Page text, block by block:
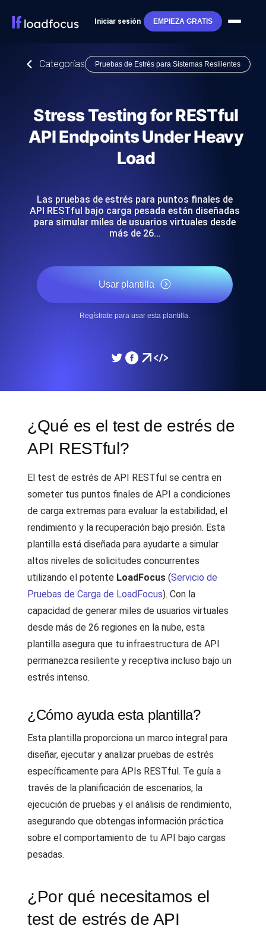
Iniciar sesión EMPIEZA GRATIS
Categorías Pruebas de Estrés para Sistemas Resilientes
Stress Testing for RESTful
API Endpoints Under Heavy
Load
Las pruebas de estrés para puntos finales de
API RESTful bajo carga pesada están diseñadas
para simular miles de usuarios virtuales desde
más de 26…
Usar plantilla
Regístrate para usar esta plantilla.
¿Qué es el test de estrés de
API RESTful?
El test de estrés de API RESTful se centra en
someter tus puntos finales de API a condiciones
de carga extremas para evaluar la estabilidad, el
rendimiento y la recuperación bajo presión. Esta
plantilla está diseñada para ayudarte a simular
altos niveles de solicitudes concurrentes
utilizando el potente LoadFocus (Servicio de
Pruebas de Carga de LoadFocus). Con la
capacidad de generar miles de usuarios virtuales
desde más de 26 regiones en la nube, esta
plantilla asegura que tu infraestructura de API
permanezca resiliente y receptiva incluso bajo un
estrés intenso.
¿Cómo ayuda esta plantilla?
Esta plantilla proporciona un marco integral para
diseñar, ejecutar y analizar pruebas de estrés
específicamente para APIs RESTful. Te guía a
través de la planificación de escenarios, la
ejecución de pruebas y el análisis de rendimiento,
asegurando que obtengas información práctica
sobre el comportamiento de tu API bajo cargas
pesadas.
¿Por qué necesitamos el
test de estrés de API